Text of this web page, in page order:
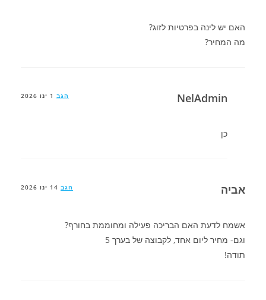
האם יש לינה בפרטיות לזוג?
מה המחיר?
NelAdmin הגב 1 ינו 2026
כן
אביה הגב 14 ינו 2026
אשמח לדעת האם הבריכה פעילה ומחוממת בחורף?
וגם- מחיר ליום אחד, לקבוצה של בערך 5
תודה!